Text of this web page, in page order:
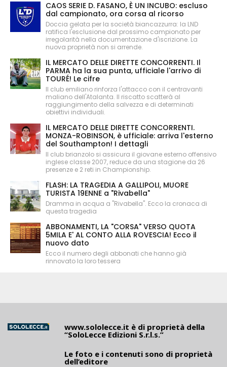
CAOS SERIE D. FASANO, È UN INCUBO: escluso
dal campionato, ora corsa al ricorso
Doccia gelata per la società biancazzurra: la LND
ratifica l'esclusione dal prossimo campionato per
irregolarità nella documentazione d'iscrizione. La
nuova proprietà non si arrende.
IL MERCATO DELLE DIRETTE CONCORRENTI. Il
PARMA ha la sua punta, ufficiale l'arrivo di
TOURÉ! Le cifre
Il club emiliano rinforza l'attacco con il centravanti
maliano dell'Atalanta. Il riscatto scatterà al
raggiungimento della salvezza e di determinati
obiettivi individuali.
IL MERCATO DELLE DIRETTE CONCORRENTI.
MONZA-ROBINSON, è ufficiale: arriva l'esterno
del Southampton! I dettagli
Il club brianzolo si assicura il giovane esterno offensivo
inglese classe 2007, reduce da una stagione da 26
presenze e 2 reti in Championship.
FLASH: LA TRAGEDIA A GALLIPOLI, MUORE
TURISTA 19ENNE a "Rivabella"
Dramma in acqua a "Rivabella". Ecco la cronaca di
questa tragedia
ABBONAMENTI, LA "CORSA" VERSO QUOTA
5MILA E' AL CONTO ALLA ROVESCIA! Ecco il
nuovo dato
Ecco il numero degli abbonati che hanno già
rinnovato la loro tessera
www.sololecce.it è di proprietà della
“SoloLecce Edizioni S.r.l.s.”
Le foto e i contenuti sono di proprietà
dell’editore